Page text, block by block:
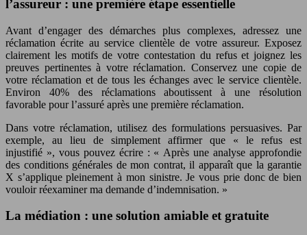
l’assureur : une première étape essentielle
Avant d’engager des démarches plus complexes, adressez une
réclamation écrite au service clientèle de votre assureur. Exposez
clairement les motifs de votre contestation du refus et joignez les
preuves pertinentes à votre réclamation. Conservez une copie de
votre réclamation et de tous les échanges avec le service clientèle.
Environ 40% des réclamations aboutissent à une résolution
favorable pour l’assuré après une première réclamation.
Dans votre réclamation, utilisez des formulations persuasives. Par
exemple, au lieu de simplement affirmer que « le refus est
injustifié », vous pouvez écrire : « Après une analyse approfondie
des conditions générales de mon contrat, il apparaît que la garantie
X s’applique pleinement à mon sinistre. Je vous prie donc de bien
vouloir réexaminer ma demande d’indemnisation. »
La médiation : une solution amiable et gratuite